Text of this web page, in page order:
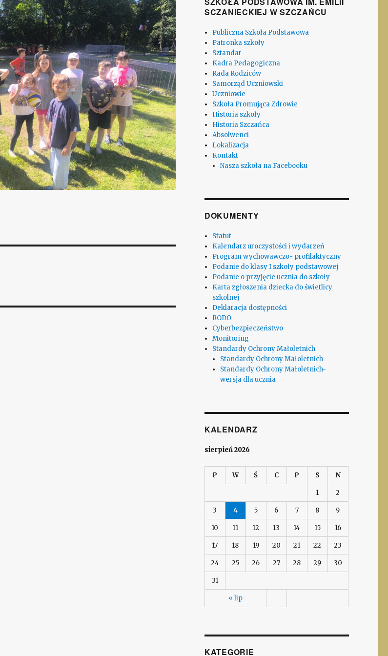
SCZANIECKIEJ W SZCZAŃCU
Publiczna Szkoła Podstawowa
Patronka szkoły
Sztandar
Kadra Pedagogiczna
Rada Rodziców
Samorząd Uczniowski
Uczniowie
Szkoła Promująca Zdrowie
Historia szkoły
Historia Szczańca
Absolwenci
Lokalizacja
Kontakt
Nasza szkoła na Facebooku
DOKUMENTY
Statut
Kalendarz uroczystości i wydarzeń
Program wychowawczo- profilaktyczny
Podanie do klasy I szkoły podstawowej
Podanie o przyjęcie ucznia do szkoły
Karta zgłoszenia dziecka do świetlicy
szkolnej
Deklaracja dostępności
RODO
Cyberbezpieczeństwo
Monitoring
Standardy Ochrony Małoletnich
Standardy Ochrony Małoletnich
Standardy Ochrony Małoletnich-
wersja dla ucznia
KALENDARZ
sierpień 2026
P W Ś C P S N
« lip
1 2
3 4 5 6 7 8 9
10 11 12 13 14 15 16
17 18 19 20 21 22 23
24 25 26 27 28 29 30
31
KATEGORIE